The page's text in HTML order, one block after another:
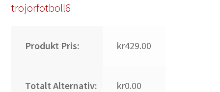
trojorfotboll6
Produkt Pris: kr429.00
Totalt Alternativ: kr0.00